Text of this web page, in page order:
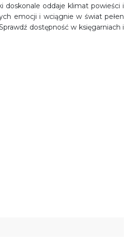
doskonale oddaje klimat powieści i
emocji i wciągnie w świat pełen
dostępność w księgarniach i